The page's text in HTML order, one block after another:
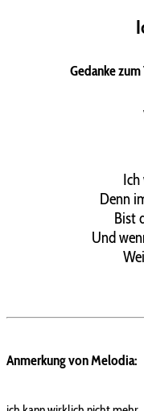
Gedanke
Denn
Bist
Und
Anmerkung von Melodia: